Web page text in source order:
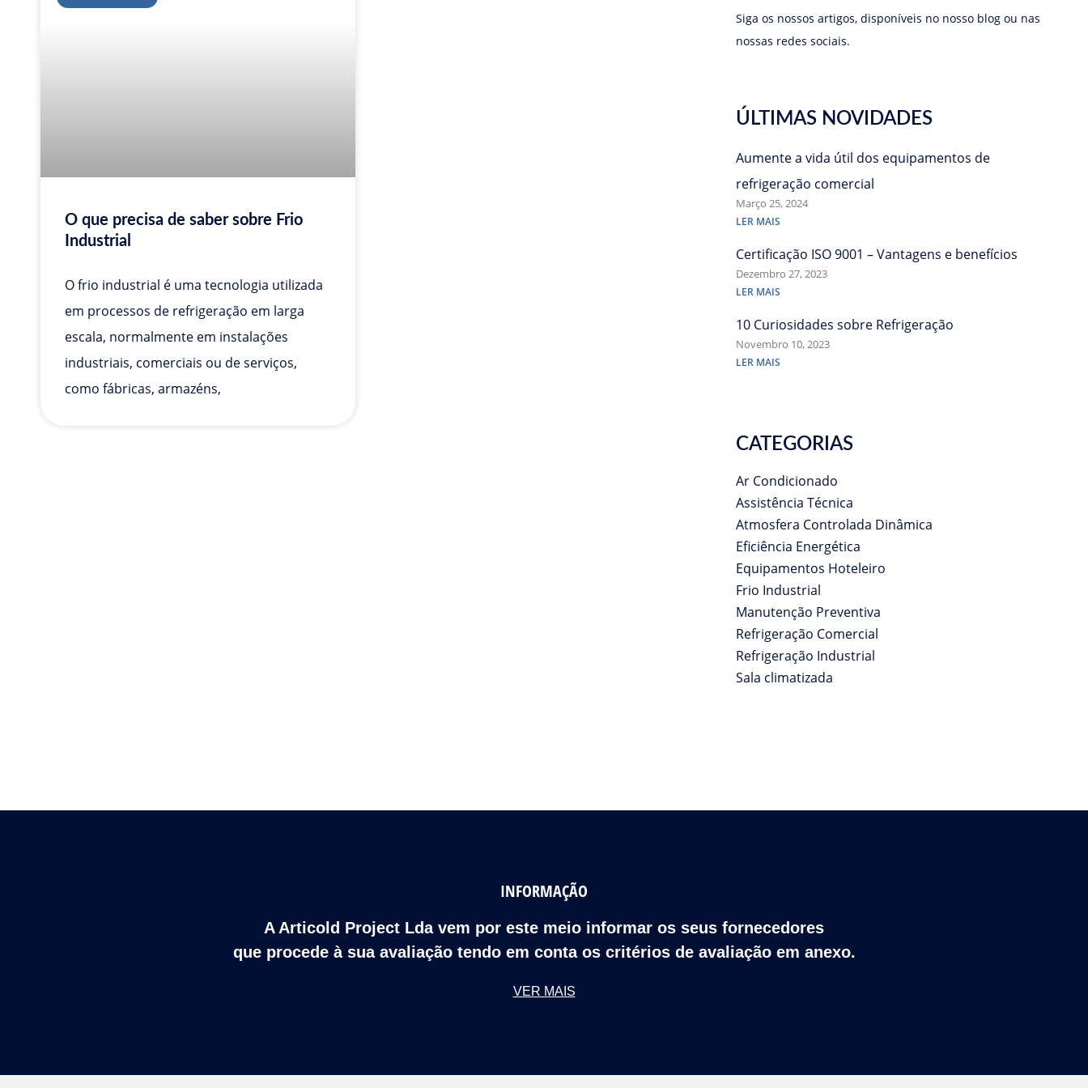
O que precisa de saber sobre Frio
Industrial
O frio industrial é uma tecnologia utilizada
em processos de refrigeração em larga
escala, normalmente em instalações
industriais, comerciais ou de serviços,
como fábricas, armazéns,
Siga os nossos artigos, disponíveis no nosso blog ou nas
nossas redes sociais.
ÚLTIMAS NOVIDADES
Aumente a vida útil dos equipamentos de
refrigeração comercial
Março 25, 2024
LER MAIS
Certificação ISO 9001 – Vantagens e benefícios
Dezembro 27, 2023
LER MAIS
10 Curiosidades sobre Refrigeração
Novembro 10, 2023
LER MAIS
CATEGORIAS
Ar Condicionado
Assistência Técnica
Atmosfera Controlada Dinâmica
Eficiência Energética
Equipamentos Hoteleiro
Frio Industrial
Manutenção Preventiva
Refrigeração Comercial
Refrigeração Industrial
Sala climatizada
INFORMAÇÃO
A Articold Project Lda vem por este meio informar os seus fornecedores
que procede à sua avaliação tendo em conta os critérios de avaliação em anexo.
VER MAIS